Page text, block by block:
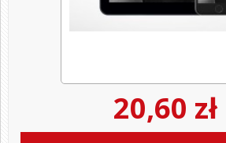
20,60 zł